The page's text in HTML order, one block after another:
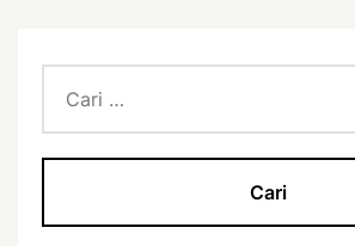
untuk: